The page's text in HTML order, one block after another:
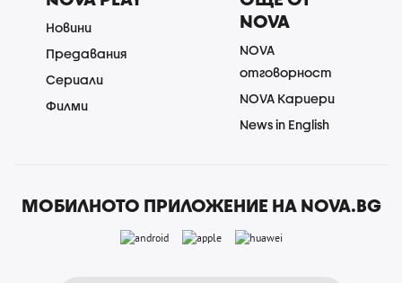
Новини
Предавания
Сериали
Филми
NOVA
NOVA
отговорност
NOVA Кариери
News in English
МОБИЛНОТО ПРИЛОЖЕНИЕ НА NOVA.BG